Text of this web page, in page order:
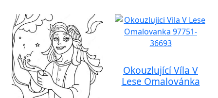
Okouzlující Víla V
Lese Omalovánka